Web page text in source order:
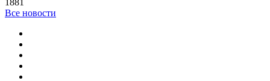
Все новости